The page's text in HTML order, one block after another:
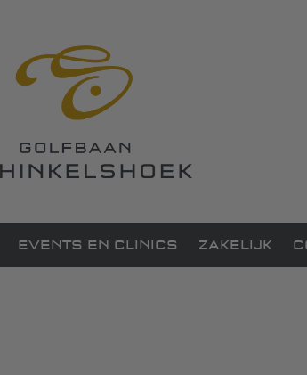
EVENTS EN CLINICS ZAKELIJK